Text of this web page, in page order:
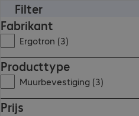
Filter
Fabrikant
Ergotron (3)
Producttype
Muurbevestiging (3)
Prijs